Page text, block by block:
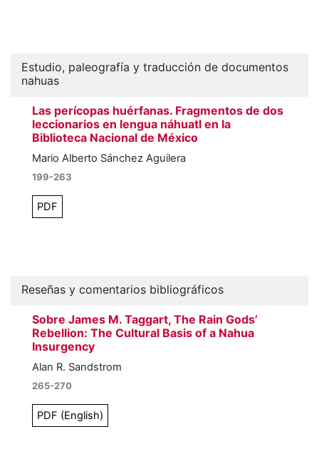
Estudio, paleografía y traducción de documentos
nahuas
Las perícopas huérfanas. Fragmentos de dos
leccionarios en lengua náhuatl en la
Biblioteca Nacional de México
Mario Alberto Sánchez Aguilera
199-263
PDF
Reseñas y comentarios bibliográficos
Sobre James M. Taggart, The Rain Gods’
Rebellion: The Cultural Basis of a Nahua
Insurgency
Alan R. Sandstrom
265-270
PDF (English)